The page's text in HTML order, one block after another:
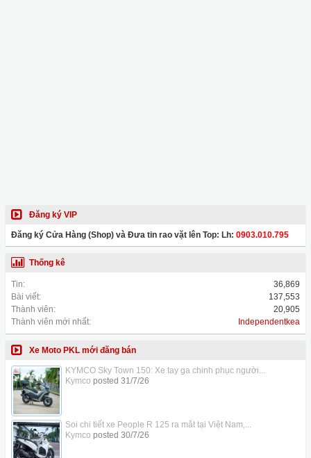
Đăng ký VIP
Đăng ký Cửa Hàng (Shop) và Đưa tin rao vặt lên Top: Lh: 0903.010.795
Thống kê
Tin:
36,869
Bài viết:
137,553
Thành viên:
20,905
Thành viên mới nhất:
Independentkea
Xe Moto PKL mới đăng bán
KYMCO Sky Town 150: Xe tay ga chinh phục người...
Kymco posted 31/7/26
Soi chi tiết xe People R 125 ra mắt tại Việt Nam,...
Kymco posted 30/7/26